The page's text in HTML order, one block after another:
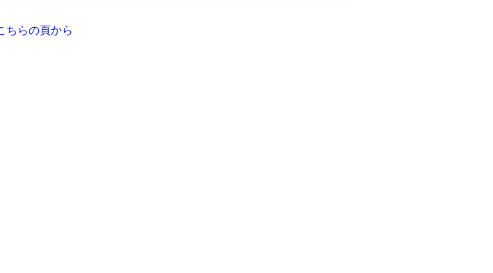
ちらの頁から